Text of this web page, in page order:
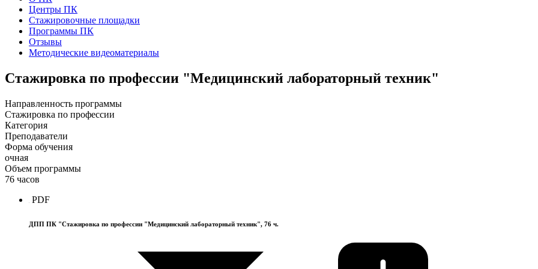
Центры ПК
Стажировочные площадки
Программы ПК
Отзывы
Методические видеоматериалы
Стажировка по профессии "Медицинский лабораторный техник"
Направленность программы
Стажировка по профессии
Категория
Преподаватели
Форма обучения
очная
Объем программы
76 часов
PDF
ДПП ПК "Стажировка по профессии "Медицинский лабораторный техник", 76 ч.